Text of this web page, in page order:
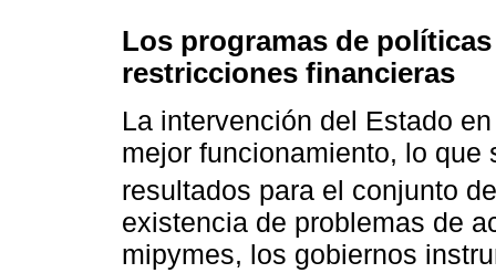
Los programas de
restricciones financieras
La intervención del Estado
mejor funcionamiento, lo
resultados para el conjunto
existencia de problemas de
mipymes, los gobiernos